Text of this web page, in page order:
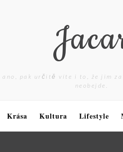
pak určitě víte i to, že jim
neobejde.
Krása Kultura Lifestyle